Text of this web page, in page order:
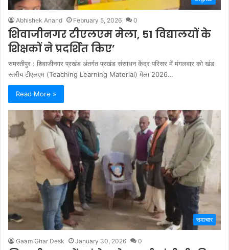
Abhishek Anand February 5, 2026 0
शिवाजीनगर टीएलएम मेला, 51 विद्यालयों के
शिक्षकों ने प्रदर्शित किए’
समस्तीपुर : शिवाजीनगर प्रखंड अंतर्गत प्रखंड संसाधन केंद्र परिसर में मंगलवार को खंड
स्तरीय टीएलएम (Teaching Learning Material) मेला 2026…
Read More »
समाचार
Gaam Ghar Desk January 30, 2026 0